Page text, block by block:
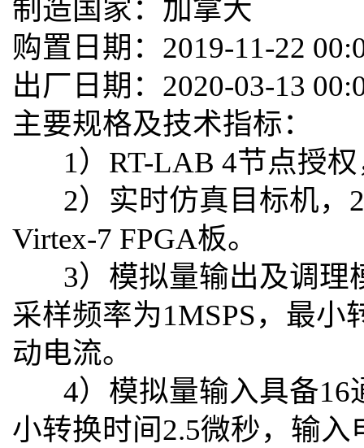
制造国家：加拿大
购置日期：2019-11-22
出厂日期：2020-03-13
主要规格及技术指标：
1）RT-LAB 4节点授权
2）实时仿真目标机，2
Virtex-7 FPGA板。
3）模拟量输出及调理
采样频率为1MSPS，最
动电流。
4）模拟量输入具备16
小转换时间2.5微秒，输入